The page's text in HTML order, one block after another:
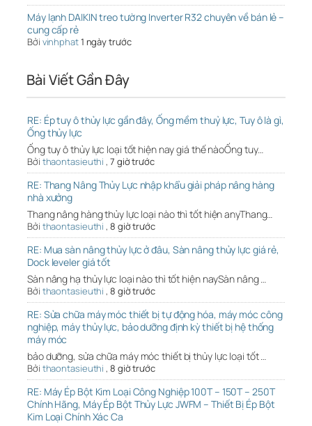
Máy lạnh DAIKIN treo tường Inverter R32 chuyên về bán lẻ –
cung cấp rẻ
Bởi vinhphat1 ngày trước
Bài Viết Gần Đây
RE: Ép tuy ô thủy lực gần đây, Ống mềm thuỷ lực, Tuy ô là gì,
Ống thủy lực
Ống tuy ô thủy lực loại tốt hiện nay giá thế nàoỐng tuy…
Bởi thaontasieuthi , 7 giờ trước
RE: Thang Nâng Thủy Lực nhập khẩu giải pháp nâng hàng
nhà xưởng
Thang nâng hàng thủy lực loại nào thì tốt hiện anyThang…
Bởi thaontasieuthi , 8 giờ trước
RE: Mua sàn nâng thủy lực ở đâu, Sàn nâng thủy lực giá rẻ,
Dock leveler giá tốt
Sàn nâng hạ thủy lực loại nào thì tốt hiện naySàn nâng …
Bởi thaontasieuthi , 8 giờ trước
RE: Sửa chữa máy móc thiết bị tự động hóa, máy móc công
nghiệp, máy thủy lực, bảo dưỡng định kỳ thiết bị hệ thống
máy móc
bảo dưỡng, sửa chữa máy móc thiết bị thủy lực loại tốt …
Bởi thaontasieuthi , 8 giờ trước
RE: Máy Ép Bột Kim Loại Công Nghiệp 100T – 150T – 250T
Chính Hãng, Máy Ép Bột Thủy Lực JWFM – Thiết Bị Ép Bột
Kim Loại Chính Xác Ca